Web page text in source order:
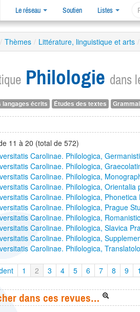
Le réseau Soutien Listes
/ Thèmes / Littérature, linguistique et arts /
Philologie dans
langages écrits Études des textes
11 à 20 (total de 572)
Carolinae. Philologica,
Carolinae. Philologica,
Carolinae. Philologica,
Carolinae. Philologica, Orientalia
Carolinae. Philologica, Phonetica
Carolinae. Philologica, Prague
Carolinae. Philologica,
Carolinae. Philologica, Slavica
Carolinae. Philologica,
Carolinae. Philologica,
1 2 3 4 5 6 7 8 9
dans ces revues…